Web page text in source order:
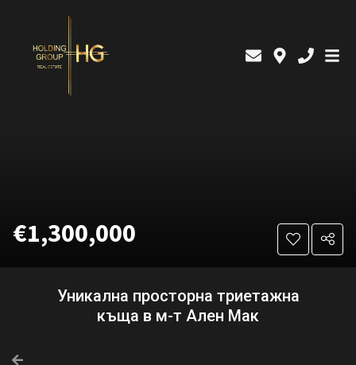
€1,300,000
Уникална просторна триетажна
къща в м-т Ален Мак